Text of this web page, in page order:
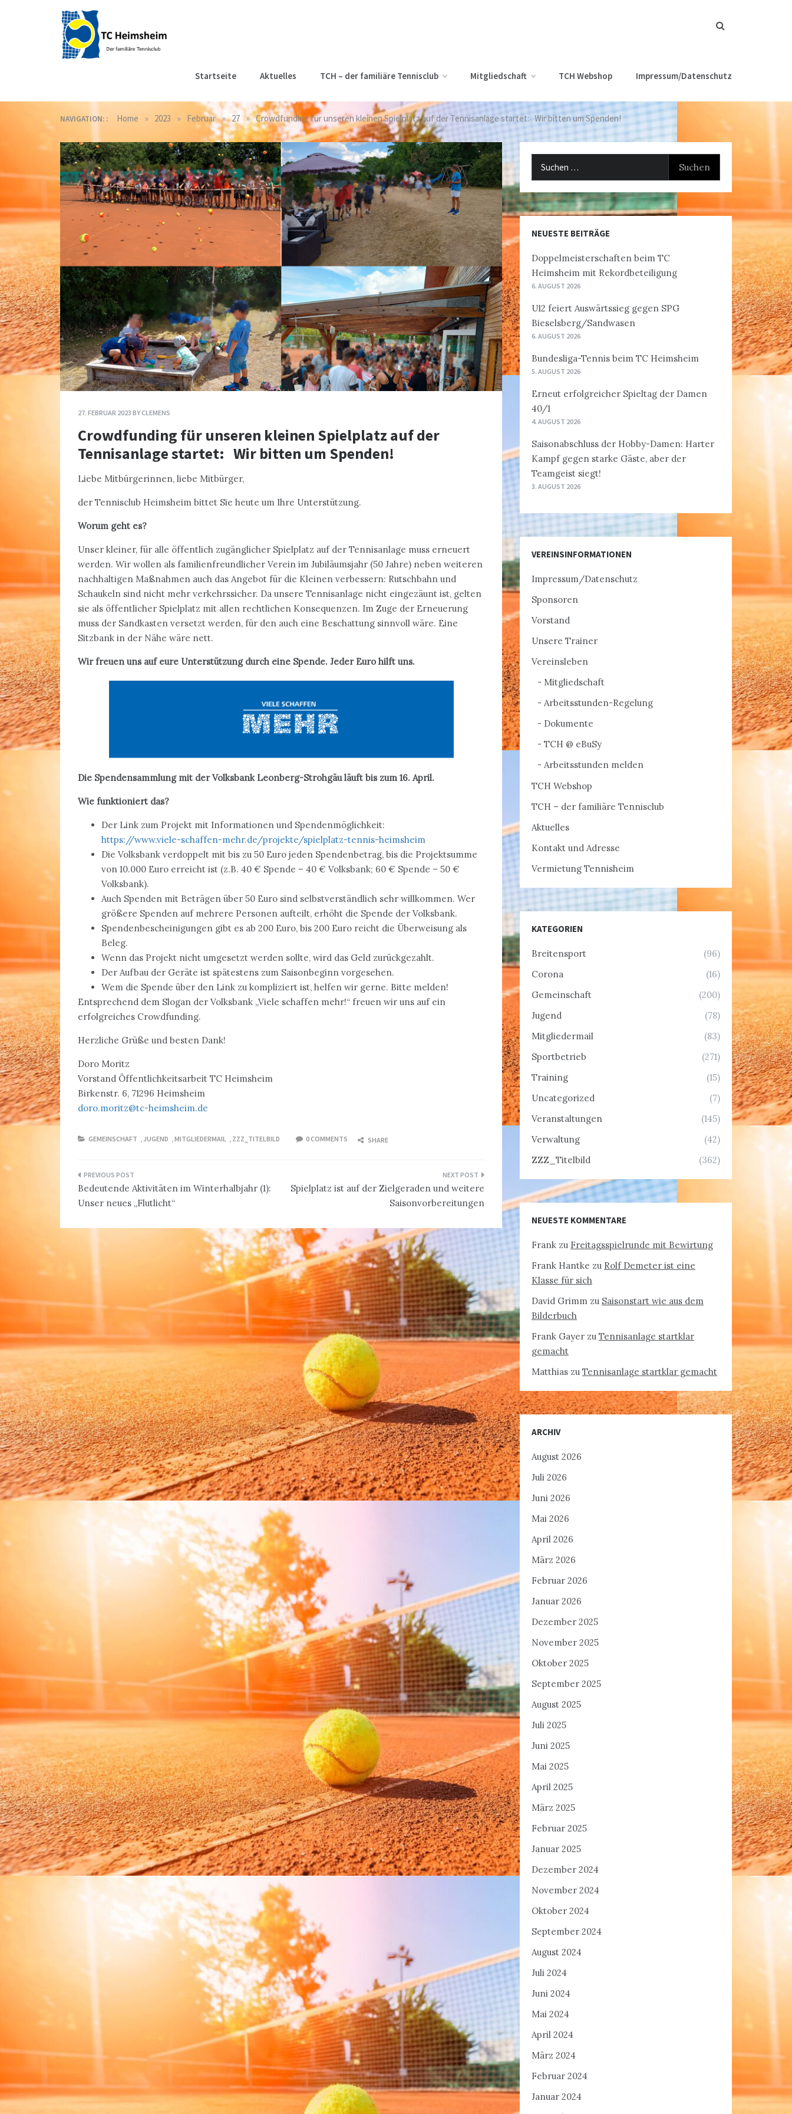
Startseite Aktuelles TCH – der familiäre Tennisclub Mitgliedschaft TCH Webshop Impressum/Datenschutz
NAVIGATION: : Home » 2023 » Februar » 27 » Crowdfunding für unseren kleinen Spielplatz auf der Tennisanlage startet: Wir bitten um Spenden!
27. FEBRUAR 2023 BYCLEMENS
Crowdfunding für unseren kleinen Spielplatz auf der
Tennisanlage startet: Wir bitten um Spenden!
Liebe Mitbürgerinnen, liebe Mitbürger,
der Tennisclub Heimsheim bittet Sie heute um Ihre Unterstützung.
Worum geht es?
Unser kleiner, für alle öffentlich zugänglicher Spielplatz auf der Tennisanlage muss erneuert
werden. Wir wollen als familienfreundlicher Verein im Jubiläumsjahr (50 Jahre) neben weiteren
nachhaltigen Maßnahmen auch das Angebot für die Kleinen verbessern: Rutschbahn und
Schaukeln sind nicht mehr verkehrssicher. Da unsere Tennisanlage nicht eingezäunt ist, gelten
sie als öffentlicher Spielplatz mit allen rechtlichen Konsequenzen. Im Zuge der Erneuerung
muss der Sandkasten versetzt werden, für den auch eine Beschattung sinnvoll wäre. Eine
Sitzbank in der Nähe wäre nett.
Wir freuen uns auf eure Unterstützung durch eine Spende. Jeder Euro hilft uns.
Die Spendensammlung mit der Volksbank Leonberg-Strohgäu läuft bis zum 16. April.
Wie funktioniert das?
Der Link zum Projekt mit Informationen und Spendenmöglichkeit:
https://www.viele-schaffen-mehr.de/projekte/spielplatz-tennis-heimsheim
Die Volksbank verdoppelt mit bis zu 50 Euro jeden Spendenbetrag, bis die Projektsumme
von 10.000 Euro erreicht ist (z.B. 40 € Spende – 40 € Volksbank; 60 € Spende – 50 €
Volksbank).
Auch Spenden mit Beträgen über 50 Euro sind selbstverständlich sehr willkommen. Wer
größere Spenden auf mehrere Personen aufteilt, erhöht die Spende der Volksbank.
Spendenbescheinigungen gibt es ab 200 Euro, bis 200 Euro reicht die Überweisung als
Beleg.
Wenn das Projekt nicht umgesetzt werden sollte, wird das Geld zurückgezahlt.
Der Aufbau der Geräte ist spätestens zum Saisonbeginn vorgesehen.
Wem die Spende über den Link zu kompliziert ist, helfen wir gerne. Bitte melden!
Entsprechend dem Slogan der Volksbank „Viele schaffen mehr!“ freuen wir uns auf ein
erfolgreiches Crowdfunding.
Herzliche Grüße und besten Dank!
Doro Moritz
Vorstand Öffentlichkeitsarbeit TC Heimsheim
Birkenstr. 6, 71296 Heimsheim
doro.moritz@tc-heimsheim.de
GEMEINSCHAFT ,JUGEND ,MITGLIEDERMAIL , ZZZ_TITELBILD 0 COMMENTS SHARE
Beitragsnavigation
Bedeutende Aktivitäten im Winterhalbjahr (1):
Unser neues „Flutlicht“
Spielplatz ist auf der Zielgeraden und weitere
Saisonvorbereitungen
NEUESTE BEITRÄGE
Doppelmeisterschaften beim TC
Heimsheim mit Rekordbeteiligung
6. AUGUST 2026
U12 feiert Auswärtssieg gegen SPG
Bieselsberg/Sandwasen
6. AUGUST 2026
Bundesliga-Tennis beim TC Heimsheim
5. AUGUST 2026
Erneut erfolgreicher Spieltag der Damen
40/1
4. AUGUST 2026
Saisonabschluss der Hobby-Damen: Harter
Kampf gegen starke Gäste, aber der
Teamgeist siegt!
3. AUGUST 2026
VEREINSINFORMATIONEN
Impressum/Datenschutz
Sponsoren
Vorstand
Unsere Trainer
Vereinsleben
Mitgliedschaft
Arbeitsstunden-Regelung
Dokumente
TCH @ eBuSy
Arbeitsstunden melden
TCH Webshop
TCH – der familiäre Tennisclub
Aktuelles
Kontakt und Adresse
Vermietung Tennisheim
KATEGORIEN
Breitensport
(96)
Corona
(16)
Gemeinschaft
(200)
Jugend
(78)
Mitgliedermail
(83)
Sportbetrieb
(271)
Training
(15)
Uncategorized
(7)
Veranstaltungen
(145)
Verwaltung
(42)
ZZZ_Titelbild
(362)
NEUESTE KOMMENTARE
Frank zu Freitagsspielrunde mit Bewirtung
Frank Hantke zu Rolf Demeter ist eine
Klasse für sich
David Grimm zu Saisonstart wie aus dem
Bilderbuch
Frank Gayer zu Tennisanlage startklar
gemacht
Matthias zu Tennisanlage startklar gemacht
ARCHIV
August 2026
Juli 2026
Juni 2026
Mai 2026
April 2026
März 2026
Februar 2026
Januar 2026
Dezember 2025
November 2025
Oktober 2025
September 2025
August 2025
Juli 2025
Juni 2025
Mai 2025
April 2025
März 2025
Februar 2025
Januar 2025
Dezember 2024
November 2024
Oktober 2024
September 2024
August 2024
Juli 2024
Juni 2024
Mai 2024
April 2024
März 2024
Februar 2024
Januar 2024